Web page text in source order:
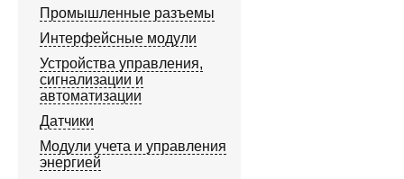
Промышленные разъемы
Интерфейсные модули
Устройства управления,
сигнализации и
автоматизации
Датчики
Модули учета и управления
энергией